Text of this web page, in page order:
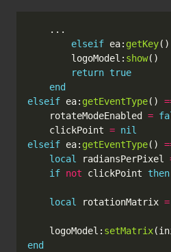
...
elseif ea: getKey()
logoModel : show()
return true
end
elseif ea: getEventType()
rotateModeEnabled
=
clickPoint = nil
elseif ea: getEventType()
local
radiansPerPixel
if not clickPoint then
local rotationMatrix =
logoModel : setMatrix(
end